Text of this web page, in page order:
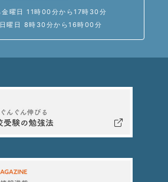
金曜日 11時00分から17時30分
曜日 8時30分から16時00分